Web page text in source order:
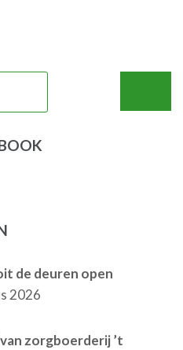
de deuren open
2026
zorgboerderij ’t